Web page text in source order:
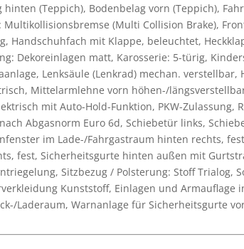
(Teppich), Bodenbelag vorn (Teppich),
(Multi Collision Brake),
Handschuhfach mit Klappe, beleuchtet,
Dekoreinlagen matt, Karosserie: 5-türig,
Lenksäule (Lenkrad) mechan. verstellbar,
Mittelarmlehne vorn höhen-/
mit Auto-Hold-Funktion, PKW-Zulassung,
Abgasnorm Euro 6d, Schiebetür links,
im Lade-/Fahrgastraum hinten rechts,
fest, Sicherheitsgurte hinten außen mit
Sitzbezug / Polsterung: Stoff Trialog,
Kunststoff, Einlagen und
Laderaum, Warnanlage für Sicherheitsgurte